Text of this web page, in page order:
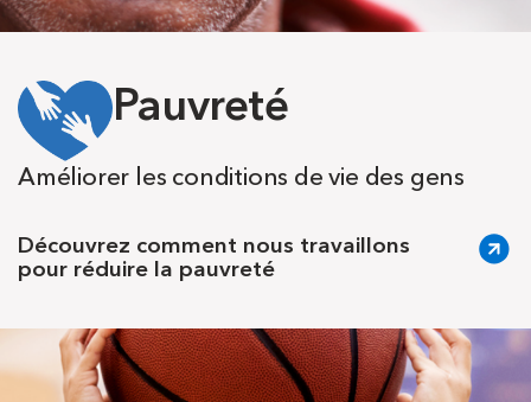
Pauvreté
Améliorer les conditions de vie des gens
Découvrez comment nous travaillons
pour réduire la pauvreté